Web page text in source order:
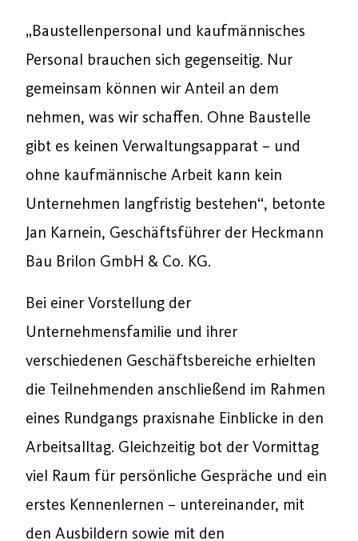
„Baustellenpersonal und kaufmännisches
Personal brauchen sich gegenseitig. Nur
gemeinsam können wir Anteil an dem
nehmen, was wir schaffen. Ohne Baustelle
gibt es keinen Verwaltungsapparat – und
ohne kaufmännische Arbeit kann kein
Unternehmen langfristig bestehen“, betonte
Jan Karnein, Geschäftsführer der Heckmann
Bau Brilon GmbH & Co. KG.
Bei einer Vorstellung der
Unternehmensfamilie und ihrer
verschiedenen Geschäftsbereiche erhielten
die Teilnehmenden anschließend im Rahmen
eines Rundgangs praxisnahe Einblicke in den
Arbeitsalltag. Gleichzeitig bot der Vormittag
viel Raum für persönliche Gespräche und ein
erstes Kennenlernen – untereinander, mit
den Ausbildern sowie mit den